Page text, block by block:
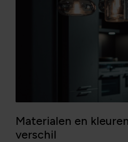
Materialen en
verschil